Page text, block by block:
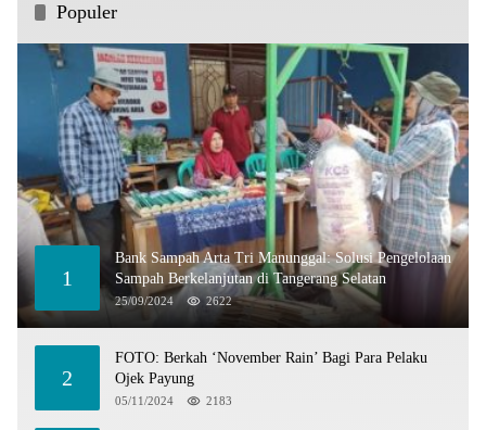
Populer
1
Bank Sampah Arta Tri Manunggal: Solusi Pengelolaan
Sampah Berkelanjutan di Tangerang Selatan
25/09/2024 2622
2
FOTO: Berkah ‘November Rain’ Bagi Para Pelaku
Ojek Payung
05/11/2024 2183